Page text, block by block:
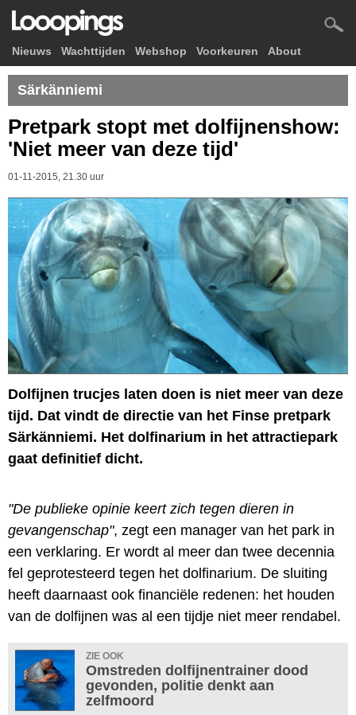
Nieuws Wachttijden Webshop Voorkeuren About
Särkänniemi
Pretpark stopt met dolfijnenshow:
'Niet meer van deze tijd'
01-11-2015, 21.30 uur
Dolfijnen trucjes laten doen is niet meer van deze
tijd. Dat vindt de directie van het Finse pretpark
Särkänniemi. Het dolfinarium in het attractiepark
gaat definitief dicht.
"De publieke opinie keert zich tegen dieren in
gevangenschap", zegt een manager van het park in
een verklaring. Er wordt al meer dan twee decennia
fel geprotesteerd tegen het dolfinarium. De sluiting
heeft daarnaast ook financiële redenen: het houden
van de dolfijnen was al een tijdje niet meer rendabel.
ZIE OOK
Omstreden dolfijnentrainer dood
gevonden, politie denkt aan
zelfmoord